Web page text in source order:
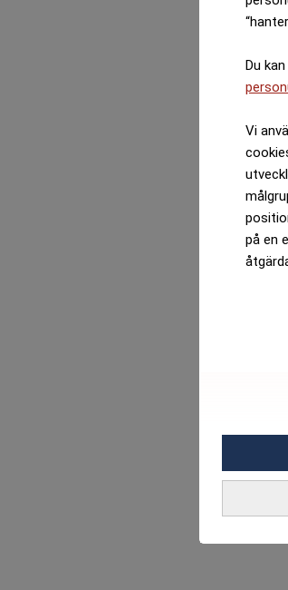
Du
Vi
på en